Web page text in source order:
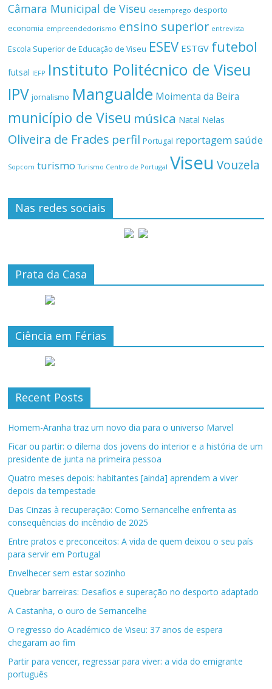
Câmara Municipal de Viseu desemprego desporto
economia empreendedorismo ensino superior entrevista
Escola Superior de Educação de Viseu ESEV ESTGV futebol
futsal IEFP Instituto Politécnico de Viseu
IPV jornalismo Mangualde Moimenta da Beira
município de Viseu música Natal Nelas
Oliveira de Frades perfil Portugal reportagemsaúde
Sopcom turismo Turismo Centro de Portugal Viseu Vouzela
Nas redes sociais
Prata da Casa
Ciência em Férias
Recent Posts
Homem-Aranha traz um novo dia para o universo Marvel
Ficar ou partir: o dilema dos jovens do interior e a história de um
presidente de junta na primeira pessoa
Quatro meses depois: habitantes [ainda] aprendem a viver
depois da tempestade
Das Cinzas à recuperação: Como Sernancelhe enfrenta as
consequências do incêndio de 2025
Entre pratos e preconceitos: A vida de quem deixou o seu país
para servir em Portugal
Envelhecer sem estar sozinho
Quebrar barreiras: Desafios e superação no desporto adaptado
A Castanha, o ouro de Sernancelhe
O regresso do Académico de Viseu: 37 anos de espera
chegaram ao fim
Partir para vencer, regressar para viver: a vida do emigrante
português